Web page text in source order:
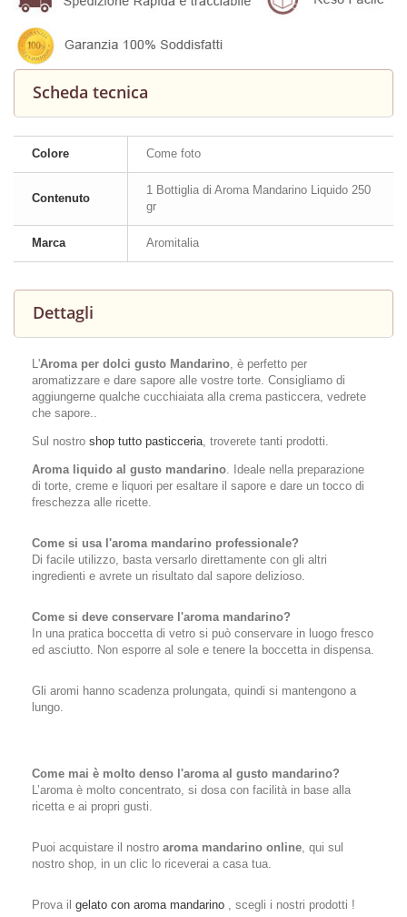
Scheda tecnica
Colore Come foto
Contenuto
1 Bottiglia di Aroma Mandarino Liquido 250
gr
Marca Aromitalia
Dettagli
L'Aroma per dolci gusto Mandarino, è perfetto per
aromatizzare e dare sapore alle vostre torte. Consigliamo di
aggiungerne qualche cucchiaiata alla crema pasticcera, vedrete
che sapore..
Sul nostro shop tutto pasticceria, troverete tanti prodotti.
Aroma liquido al gusto mandarino. Ideale nella preparazione
di torte, creme e liquori per esaltare il sapore e dare un tocco di
freschezza alle ricette.
Come si usa l'aroma mandarino professionale?
Di facile utilizzo, basta versarlo direttamente con gli altri
ingredienti e avrete un risultato dal sapore delizioso.
Come si deve conservare l'aroma mandarino?
In una pratica boccetta di vetro si può conservare in luogo fresco
ed asciutto. Non esporre al sole e tenere la boccetta in dispensa.
Gli aromi hanno scadenza prolungata, quindi si mantengono a
lungo.
Come mai è molto denso l'aroma al gusto mandarino?
L’aroma è molto concentrato, si dosa con facilità in base alla
ricetta e ai propri gusti.
Puoi acquistare il nostro aroma mandarino online, qui sul
nostro shop, in un clic lo riceverai a casa tua.
Prova il gelato con aroma mandarino , scegli i nostri prodotti !